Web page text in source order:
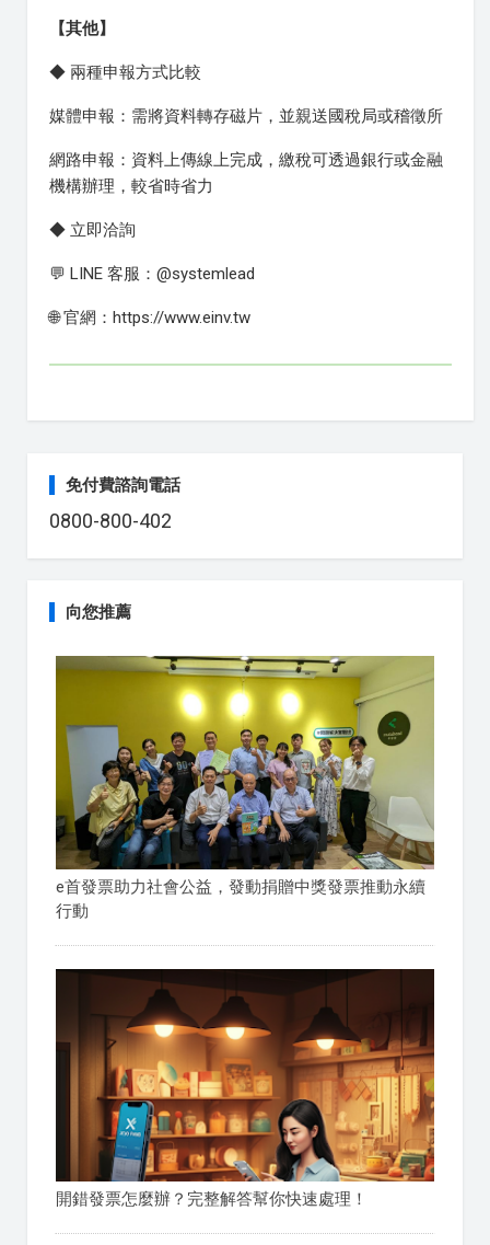
【其他】
◆ 兩種申報方式比較
媒體申報：需將資料轉存磁片，並親送國稅局或稽徵所
網路申報：資料上傳線上完成，繳稅可透過銀行或金融
機構辦理，較省時省力
◆ 立即洽詢
💬 LINE 客服：@systemlead
🌐 官網：https://www.einv.tw
免付費諮詢電話
0800-800-402
向您推薦
e首發票助力社會公益，發動捐贈中獎發票推動永續
行動
開錯發票怎麼辦？完整解答幫你快速處理！